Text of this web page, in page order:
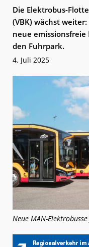
Die Elektrobus-
(VBK) wächst
neue emissionsfreie
den Fuhrpark.
4. Juli 2025
Neue MAN-